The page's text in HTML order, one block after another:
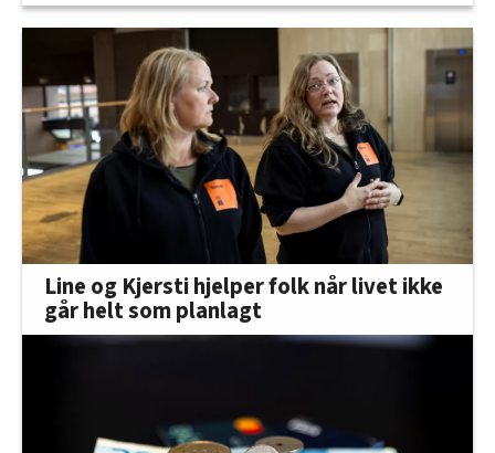
Line og Kjersti hjelper folk når livet ikke
går helt som planlagt